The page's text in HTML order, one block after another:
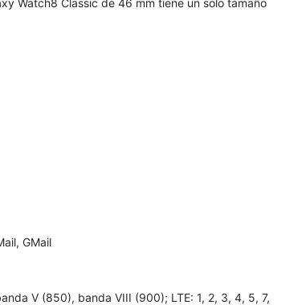
GMail
V (850), banda VIII (900); LTE: 1, 2, 3, 4, 5, 7,